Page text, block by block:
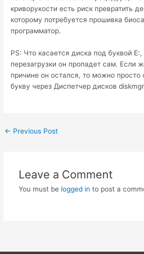
криворукости есть риск превратить
которому потребуется прошивка
программатор.
PS: Что касается диска под буквой E:,
перезагрузки он пропадет сам. Если
причине он остался, то можно просто
букву через Диспетчер дисков
Post
← Previous Post
Leave a Comment
You must be logged in to post a